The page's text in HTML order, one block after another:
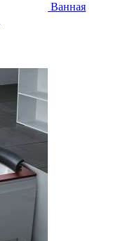
Ванная